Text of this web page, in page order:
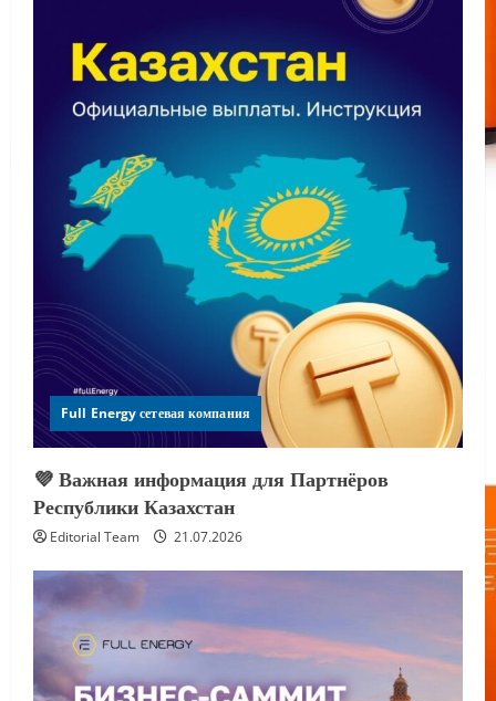
Full Energy сетевая компания
💜 Важная информация для Партнёров
Республики Казахстан
Editorial Team 21.07.2026